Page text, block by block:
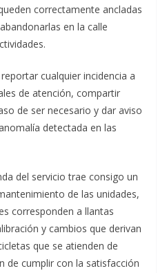
correctamente ancladas
en la calle
cualquier incidencia a
de atención, compartir
de ser necesario y dar aviso
detectada en las
del servicio trae consigo un
de las unidades,
corresponden a llantas
y cambios que derivan
que se atienden de
de cumplir con la satisfacción